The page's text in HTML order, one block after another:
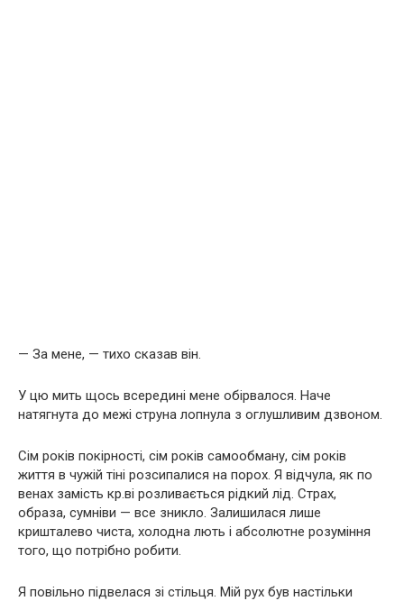
— За мене, — тихо сказав він.
У цю мить щось всередині мене обірвалося. Наче
натягнута до межі струна лопнула з оглушливим дзвоном.
Сім років покірності, сім років самообману, сім років
життя в чужій тіні розсипалися на порох. Я відчула, як по
венах замість кр.ві розливається рідкий лід. Страх,
образа, сумніви — все зникло. Залишилася лише
кришталево чиста, холодна лють і абсолютне розуміння
того, що потрібно робити.
Я повільно підвелася зі стільця. Мій рух був настільки